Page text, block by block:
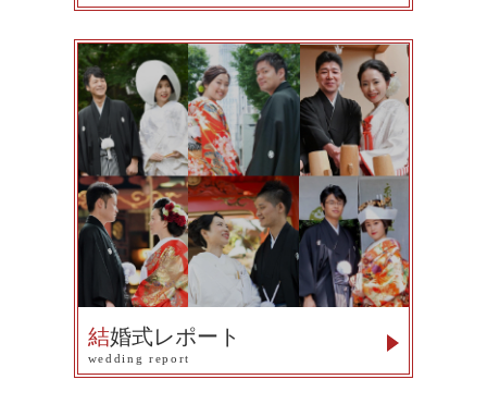
結婚式レポート
wedding report